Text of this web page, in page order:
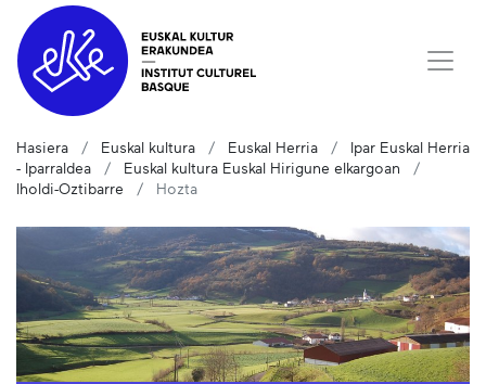
Hasiera Euskal kultura Euskal Herria
Ipar Euskal Herria
- Iparraldea
Euskal kultura Euskal Hirigune elkargoan
Iholdi-Oztibarre
Hozta